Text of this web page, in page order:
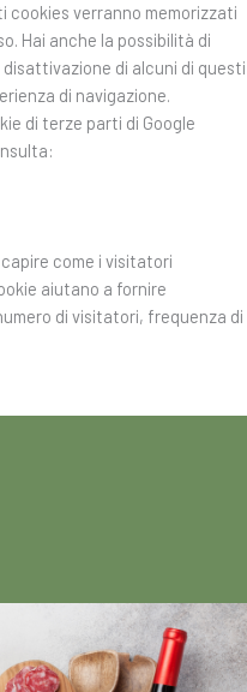
cookies verranno memorizzati
Hai anche la possibilità di
di alcuni di questi
di navigazione.
di terze parti di Google
come i visitatori
aiutano a fornire
di visitatori, frequenza di